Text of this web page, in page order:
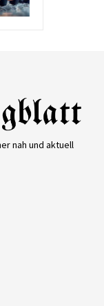
nah und aktuell